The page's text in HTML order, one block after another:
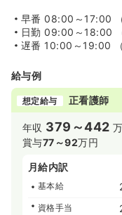
早番 08:00～17:00
日勤 09:00～18:00
遅番 10:00～19:00
給与例
想定給与 正看護師
年収 379～442
賞与77～92万円
月給内訳
基本給
資格手当